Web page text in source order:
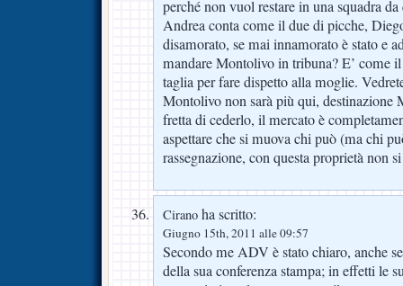
perché non vuol restare in una squadra
Andrea conta come il due di picche,
disamorato, se mai innamorato è stato e
mandare Montolivo in tribuna? E’ come
taglia per fare dispetto alla moglie.
Montolivo non sarà più qui, destinazione
fretta di cederlo, il mercato è
aspettare che si muova chi può (ma chi
rassegnazione, con questa proprietà non
Cirano ha scritto:
Giugno 15th, 2011 alle 09:57
Secondo me ADV è stato chiaro, anche
della sua conferenza stampa; in effetti le